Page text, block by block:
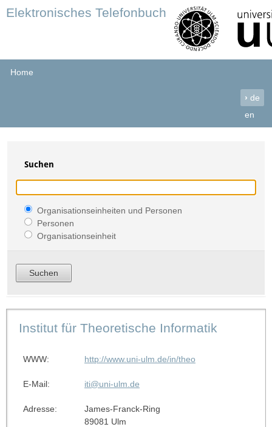
Elektronisches Telefonbuch
Home
› de
en
Suchen
Organisationseinheiten und Personen
Personen
Organisationseinheit
Institut für Theoretische Informatik
WWW: http://www.uni-ulm.de/in/theo
E-Mail: iti@uni-ulm.de
Adresse:
James-Franck-Ring
89081 Ulm